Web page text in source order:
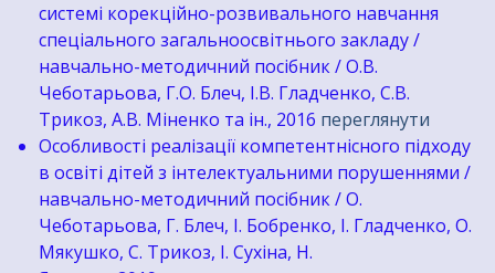
системі корекційно-розвивального навчання
спеціального загальноосвітнього закладу /
навчально-методичний посібник / О.В.
Чеботарьова, Г.О. Блеч, І.В. Гладченко, С.В.
Трикоз, А.В. Міненко та ін., 2016 переглянути
Особливості реалізації компетентнісного підходу
в освіті дітей з інтелектуальними порушеннями /
навчально-методичний посібник / О.
Чеботарьова, Г. Блеч, І. Бобренко, І. Гладченко, О.
Мякушко, С. Трикоз, І. Сухіна, Н.